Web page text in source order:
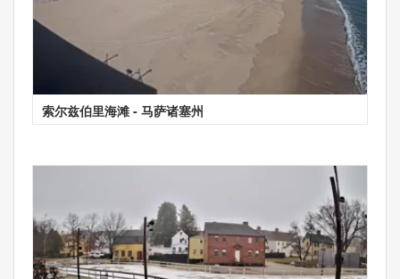
索尔兹伯里海滩 - 马萨诸塞州